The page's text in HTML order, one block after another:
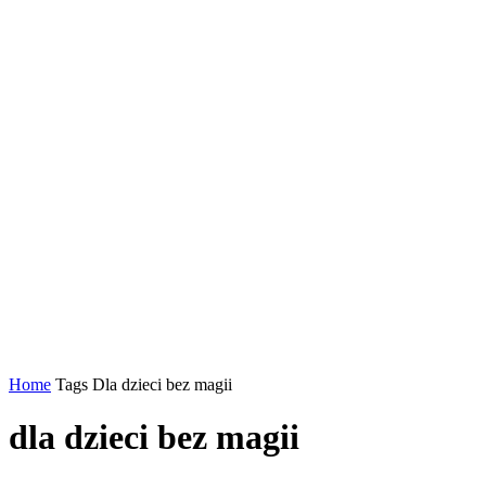
Home Tags Dla dzieci bez magii
dla dzieci bez magii